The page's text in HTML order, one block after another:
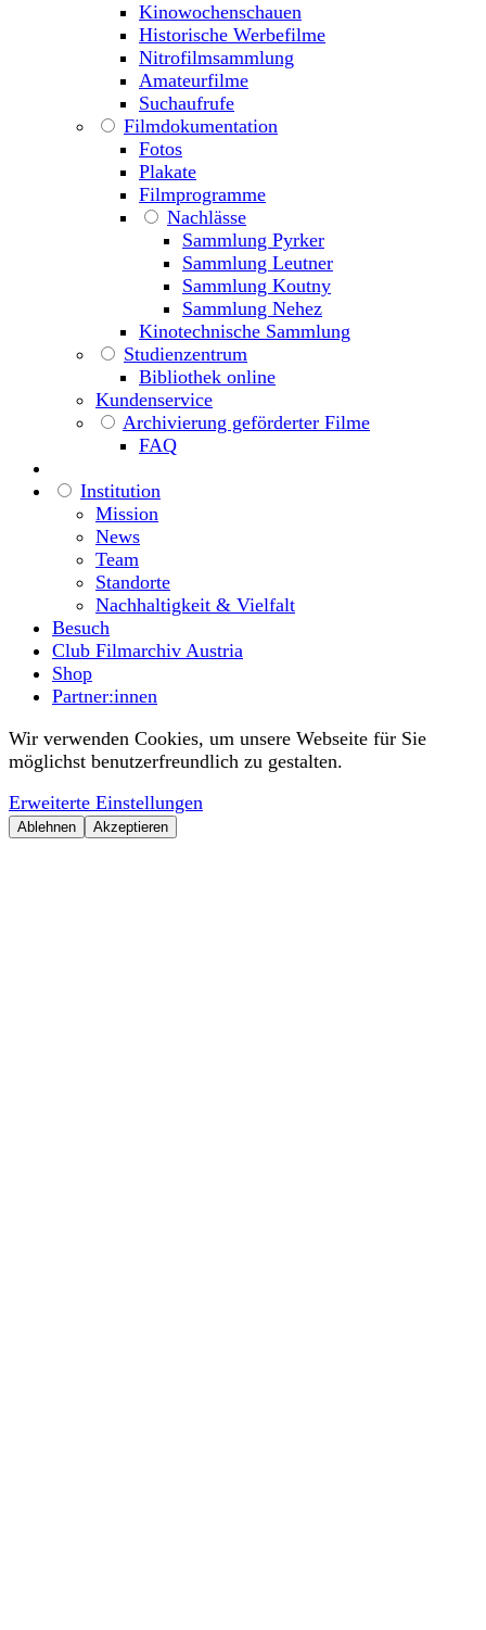
Kinowochenschauen
Historische Werbefilme
Nitrofilmsammlung
Amateurfilme
Suchaufrufe
Filmdokumentation
Fotos
Plakate
Filmprogramme
Nachlässe
Sammlung Pyrker
Sammlung Leutner
Sammlung Koutny
Sammlung Nehez
Kinotechnische Sammlung
Studienzentrum
Bibliothek online
Kundenservice
Archivierung geförderter Filme
FAQ
Institution
Mission
News
Team
Standorte
Nachhaltigkeit & Vielfalt
Besuch
Club Filmarchiv Austria
Shop
Partner:innen
Wir verwenden Cookies, um unsere Webseite für Sie
möglichst benutzerfreundlich zu gestalten.
Erweiterte Einstellungen
Ablehnen Akzeptieren